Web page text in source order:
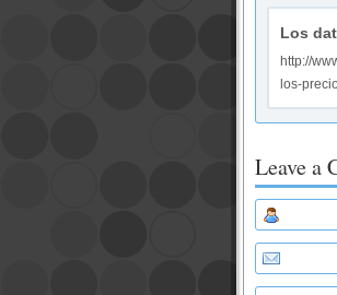
Los
http://
los-
Leave a